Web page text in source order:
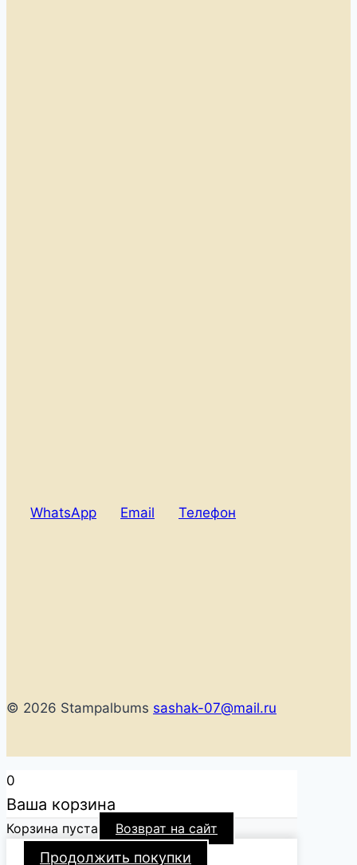
WhatsApp Email Телефон
© 2026 Stampalbums sashak-07@mail.ru
0
Ваша корзина
Корзина пуста Возврат на сайт
Продолжить покупки